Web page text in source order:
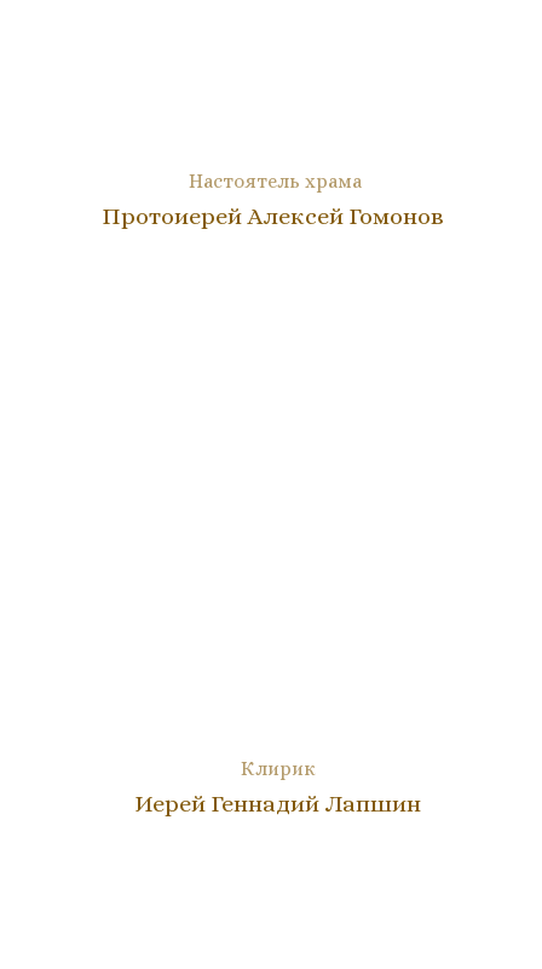
Клирик
Иерей Геннадий Лапшин
Настоятель храма
Протоиерей Алексей Гомонов